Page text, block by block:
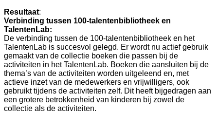
Resultaat:
Verbinding tussen 100-talentenbibliotheek en
TalentenLab:
De verbinding tussen de 100-talentenbibliotheek en het
TalentenLab is succesvol gelegd. Er wordt nu actief gebruik
gemaakt van de collectie boeken die passen bij de
activiteiten in het TalentenLab. Boeken die aansluiten bij de
thema’s van de activiteiten worden uitgeleend en, met
actieve inzet van de medewerkers en vrijwilligers, ook
gebruikt tijdens de activiteiten zelf. Dit heeft bijgedragen aan
een grotere betrokkenheid van kinderen bij zowel de
collectie als de activiteiten.